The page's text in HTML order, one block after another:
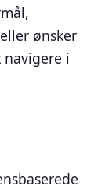
ønsker
i